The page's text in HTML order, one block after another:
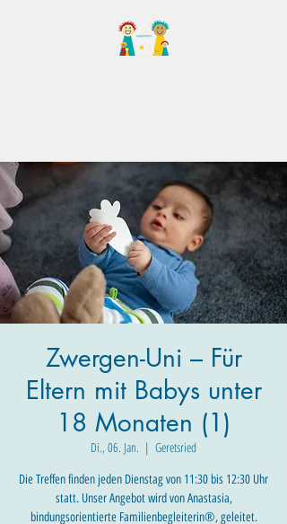
Zwergen-Uni – Für
Eltern mit Babys unter
18 Monaten (1)
Di., 06. Jan.
  |
Geretsried
Die Treffen finden jeden Dienstag von 11:30 bis 12:30 Uhr
statt. Unser Angebot wird von Anastasia,
bindungsorientierte Familienbegleiterin®, geleitet.